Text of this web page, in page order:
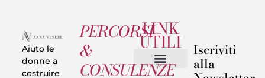
Aiuto le
donne a
costruire
PERCORSI
&
CONSULENZE
LINK
UTILI Iscriviti
alla